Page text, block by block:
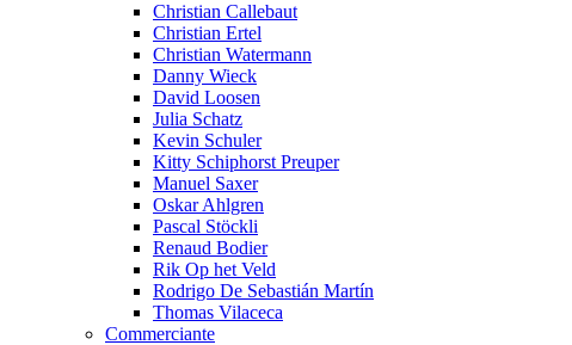
Christian Callebaut
Christian Ertel
Christian Watermann
Danny Wieck
David Loosen
Julia Schatz
Kevin Schuler
Kitty Schiphorst Preuper
Manuel Saxer
Oskar Ahlgren
Pascal Stöckli
Renaud Bodier
Rik Op het Veld
Rodrigo De Sebastián Martín
Thomas Vilaceca
Commerciante